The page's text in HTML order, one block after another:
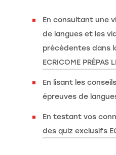
En consultant une
de langues et les
précédentes dans
ECRICOME PRÉPAS
En lisant les
épreuves de
En testant vos
des quiz exclusifs